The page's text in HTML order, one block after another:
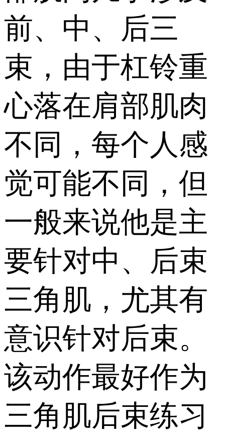
前、中、后三
束，由于杠铃重
心落在肩部肌肉
不同，每个人感
觉可能不同，但
一般来说他是主
要针对中、后束
三角肌，尤其有
意识针对后束。
该动作最好作为
三角肌后束练习